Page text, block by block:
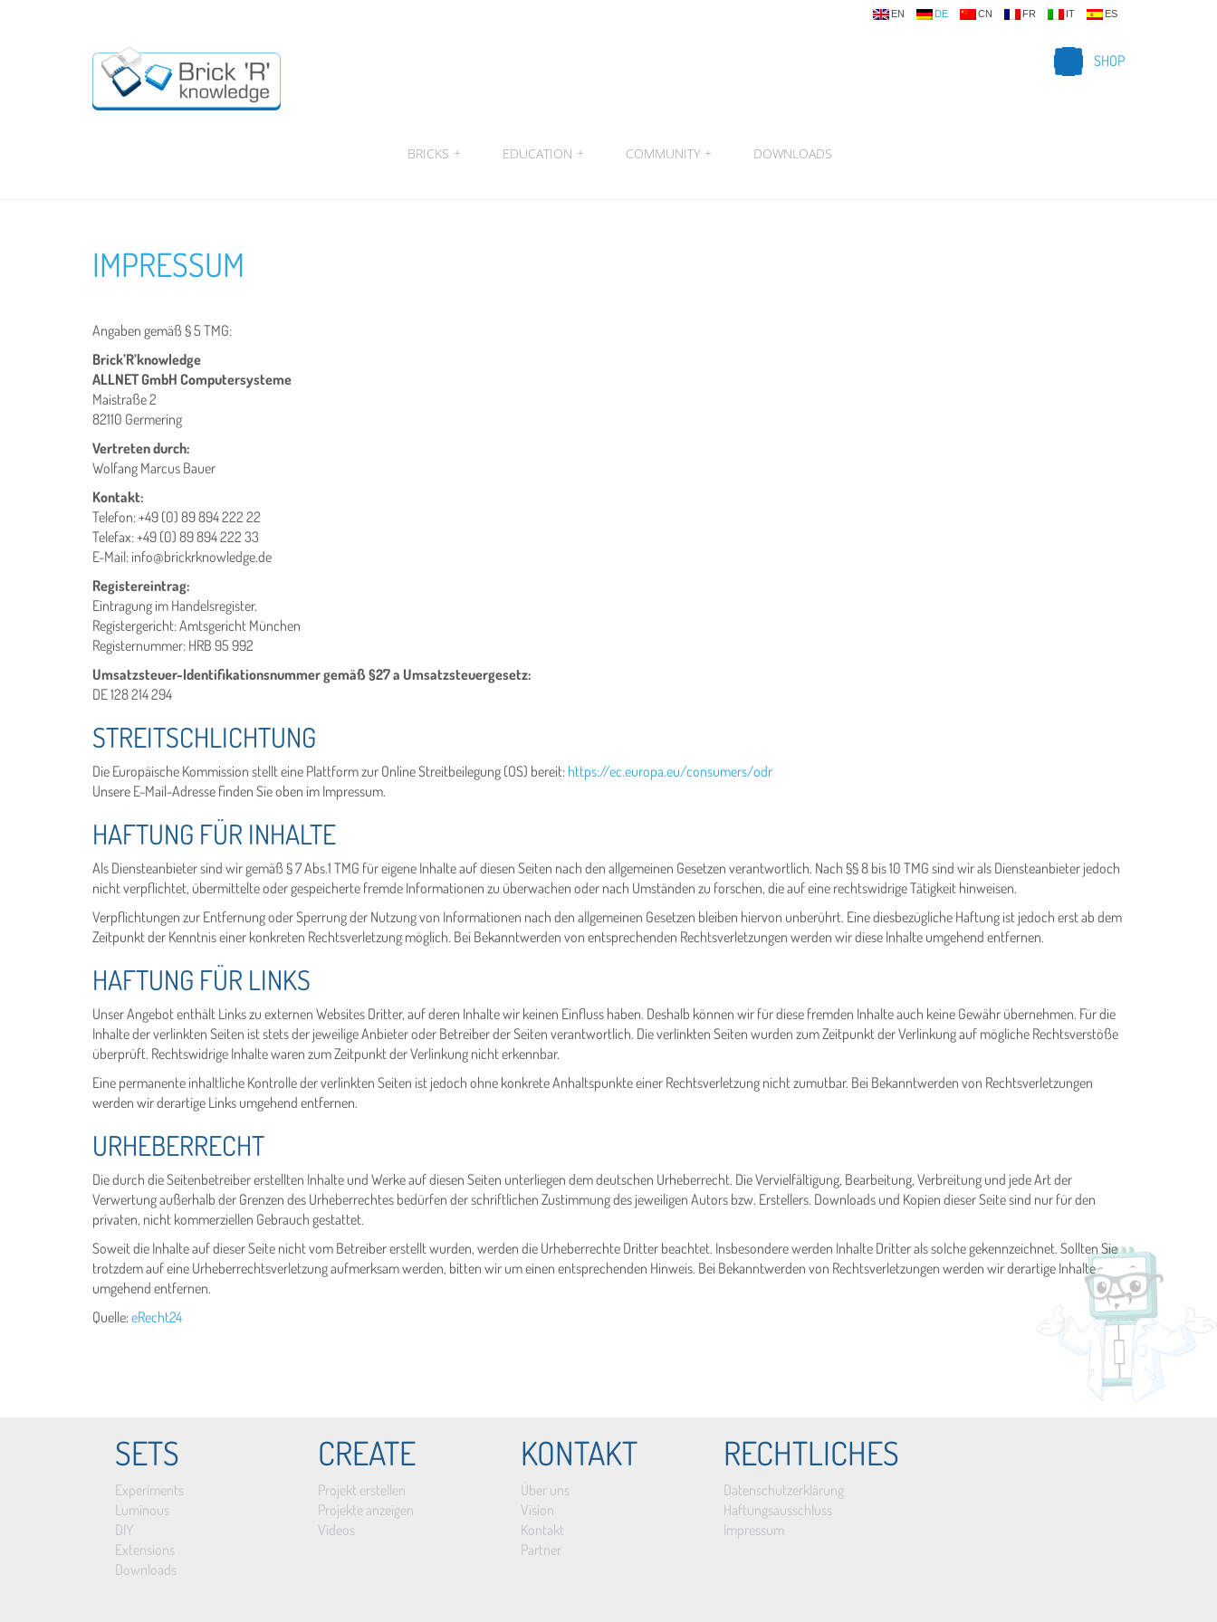
EN DE CN FR IT ES
SHOP
BRICKS + EDUCATION + COMMUNITY + DOWNLOADS
IMPRESSUM
Angaben gemäß § 5 TMG:
Brick’R’knowledge
ALLNET GmbH Computersysteme
Maistraße 2
82110 Germering
Vertreten durch:
Wolfang Marcus Bauer
Kontakt:
Telefon: +49 (0) 89 894 222 22
Telefax: +49 (0) 89 894 222 33
E-Mail: info@brickrknowledge.de
Registereintrag:
Eintragung im Handelsregister.
Registergericht: Amtsgericht München
Registernummer: HRB 95 992
Umsatzsteuer-Identifikationsnummer gemäß §27 a Umsatzsteuergesetz:
DE 128 214 294
STREITSCHLICHTUNG
Die Europäische Kommission stellt eine Plattform zur Online Streitbeilegung (OS) bereit: https://ec.europa.eu/consumers/odr
Unsere E-Mail-Adresse finden Sie oben im Impressum.
HAFTUNG FÜR INHALTE
Als Diensteanbieter sind wir gemäß § 7 Abs.1 TMG für eigene Inhalte auf diesen Seiten nach den allgemeinen Gesetzen verantwortlich. Nach §§ 8 bis 10 TMG sind wir als Diensteanbieter jedoch
nicht verpflichtet, übermittelte oder gespeicherte fremde Informationen zu überwachen oder nach Umständen zu forschen, die auf eine rechtswidrige Tätigkeit hinweisen.
Verpflichtungen zur Entfernung oder Sperrung der Nutzung von Informationen nach den allgemeinen Gesetzen bleiben hiervon unberührt. Eine diesbezügliche Haftung ist jedoch erst ab dem
Zeitpunkt der Kenntnis einer konkreten Rechtsverletzung möglich. Bei Bekanntwerden von entsprechenden Rechtsverletzungen werden wir diese Inhalte umgehend entfernen.
HAFTUNG FÜR LINKS
Unser Angebot enthält Links zu externen Websites Dritter, auf deren Inhalte wir keinen Einfluss haben. Deshalb können wir für diese fremden Inhalte auch keine Gewähr übernehmen. Für die
Inhalte der verlinkten Seiten ist stets der jeweilige Anbieter oder Betreiber der Seiten verantwortlich. Die verlinkten Seiten wurden zum Zeitpunkt der Verlinkung auf mögliche Rechtsverstöße
überprüft. Rechtswidrige Inhalte waren zum Zeitpunkt der Verlinkung nicht erkennbar.
Eine permanente inhaltliche Kontrolle der verlinkten Seiten ist jedoch ohne konkrete Anhaltspunkte einer Rechtsverletzung nicht zumutbar. Bei Bekanntwerden von Rechtsverletzungen
werden wir derartige Links umgehend entfernen.
URHEBERRECHT
Die durch die Seitenbetreiber erstellten Inhalte und Werke auf diesen Seiten unterliegen dem deutschen Urheberrecht. Die Vervielfältigung, Bearbeitung, Verbreitung und jede Art der
Verwertung außerhalb der Grenzen des Urheberrechtes bedürfen der schriftlichen Zustimmung des jeweiligen Autors bzw. Erstellers. Downloads und Kopien dieser Seite sind nur für den
privaten, nicht kommerziellen Gebrauch gestattet.
Soweit die Inhalte auf dieser Seite nicht vom Betreiber erstellt wurden, werden die Urheberrechte Dritter beachtet. Insbesondere werden Inhalte Dritter als solche gekennzeichnet. Sollten Sie
trotzdem auf eine Urheberrechtsverletzung aufmerksam werden, bitten wir um einen entsprechenden Hinweis. Bei Bekanntwerden von Rechtsverletzungen werden wir derartige Inhalte
umgehend entfernen.
Quelle:eRecht24
SETS
Experiments
Luminous
DIY
Extensions
Downloads
CREATE
Projekt erstellen
Projekte anzeigen
Videos
KONTAKT
Über uns
Vision
Kontakt
Partner
RECHTLICHES
Datenschutzerklärung
Haftungsausschluss
Impressum